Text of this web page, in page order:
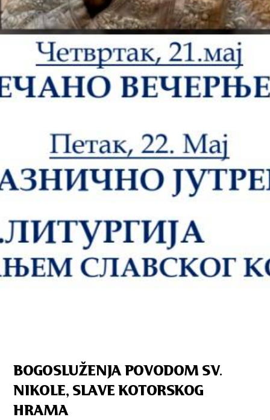
BOGOSLUŽENJA POVODOM SV.
NIKOLE, SLAVE KOTORSKOG
HRAMA